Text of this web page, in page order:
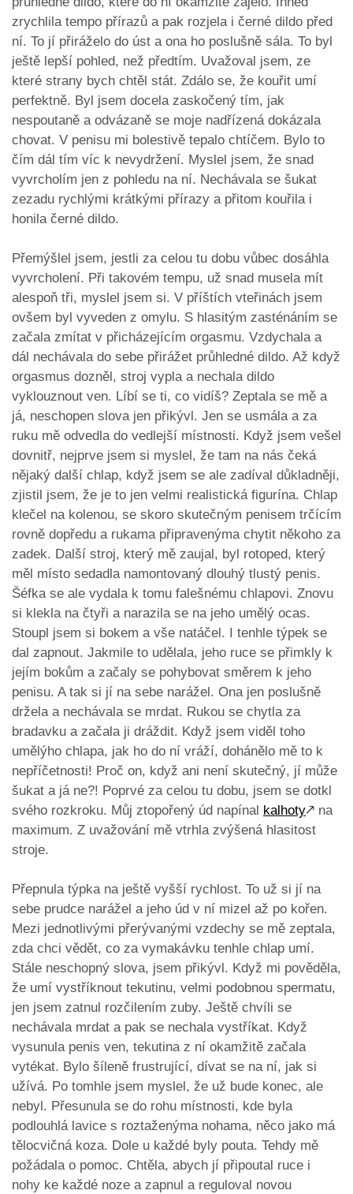
zrychlila tempo přírazů a pak rozjela i černé dildo před
ní. To jí přiráželo do úst a ona ho poslušně sála. To byl
ještě lepší pohled, než předtím. Uvažoval jsem, ze
které strany bych chtěl stát. Zdálo se, že kouřit umí
perfektně. Byl jsem docela zaskočený tím, jak
nespoutaně a odvázaně se moje nadřízená dokázala
chovat. V penisu mi bolestivě tepalo chtíčem. Bylo to
čím dál tím víc k nevydržení. Myslel jsem, že snad
vyvrcholím jen z pohledu na ní. Nechávala se šukat
zezadu rychlými krátkými přírazy a přitom kouřila i
honila černé dildo.
Přemýšlel jsem, jestli za celou tu dobu vůbec dosáhla
vyvrcholení. Při takovém tempu, už snad musela mít
alespoň tři, myslel jsem si. V příštích vteřinách jsem
ovšem byl vyveden z omylu. S hlasitým zasténáním se
začala zmítat v přicházejícím orgasmu. Vzdychala a
dál nechávala do sebe přirážet průhledné dildo. Až když
orgasmus dozněl, stroj vypla a nechala dildo
vyklouznout ven. Líbí se ti, co vidíš? Zeptala se mě a
já, neschopen slova jen přikývl. Jen se usmála a za
ruku mě odvedla do vedlejší místnosti. Když jsem vešel
dovnitř, nejprve jsem si myslel, že tam na nás čeká
nějaký další chlap, když jsem se ale zadíval důkladněji,
zjistil jsem, že je to jen velmi realistická figurína. Chlap
klečel na kolenou, se skoro skutečným penisem trčícím
rovně dopředu a rukama připravenýma chytit někoho za
zadek. Další stroj, který mě zaujal, byl rotoped, který
měl místo sedadla namontovaný dlouhý tlustý penis.
Šéfka se ale vydala k tomu falešnému chlapovi. Znovu
si klekla na čtyři a narazila se na jeho umělý ocas.
Stoupl jsem si bokem a vše natáčel. I tenhle týpek se
dal zapnout. Jakmile to udělala, jeho ruce se přimkly k
jejím bokům a začaly se pohybovat směrem k jeho
penisu. A tak si jí na sebe narážel. Ona jen poslušně
držela a nechávala se mrdat. Rukou se chytla za
bradavku a začala ji dráždit. Když jsem viděl toho
umělýho chlapa, jak ho do ní vráží, dohánělo mě to k
nepříčetnosti! Proč on, když ani není skutečný, jí může
šukat a já ne?! Poprvé za celou tu dobu, jsem se dotkl
svého rozkroku. Můj ztopořený úd napínal kalhoty🡕 na
maximum. Z uvažování mě vtrhla zvýšená hlasitost
stroje.
Přepnula týpka na ještě vyšší rychlost. To už si jí na
sebe prudce narážel a jeho úd v ní mizel až po kořen.
Mezi jednotlivými přerývanými vzdechy se mě zeptala,
zda chci vědět, co za vymakávku tenhle chlap umí.
Stále neschopný slova, jsem přikývl. Když mi pověděla,
že umí vystříknout tekutinu, velmi podobnou spermatu,
jen jsem zatnul rozčilením zuby. Ještě chvíli se
nechávala mrdat a pak se nechala vystříkat. Když
vysunula penis ven, tekutina z ní okamžitě začala
vytékat. Bylo šíleně frustrující, dívat se na ní, jak si
užívá. Po tomhle jsem myslel, že už bude konec, ale
nebyl. Přesunula se do rohu místnosti, kde byla
podlouhlá lavice s roztaženýma nohama, něco jako má
tělocvičná koza. Dole u každé byly pouta. Tehdy mě
požádala o pomoc. Chtěla, abych jí připoutal ruce i
nohy ke každé noze a zapnul a reguloval novou